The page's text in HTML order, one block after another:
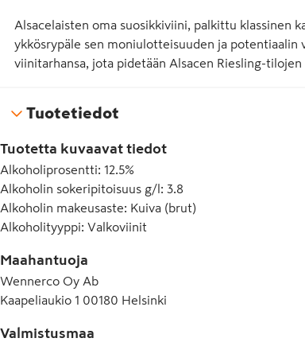
Alsacelaisten oma suosikkiviini, palkittu klassinen
ykkösrypäle sen moniulotteisuuden ja potentiaalin
viinitarhansa, jota pidetään Alsacen Riesling-tilojen
Tuotetiedot
Tuotetta kuvaavat tiedot
Alkoholiprosentti: 12.5%
Alkoholin sokeripitoisuus g/l: 3.8
Alkoholin makeusaste: Kuiva (brut)
Alkoholityyppi: Valkoviinit
Maahantuoja
Wennerco Oy Ab
Kaapeliaukio 1 00180 Helsinki
Valmistusmaa